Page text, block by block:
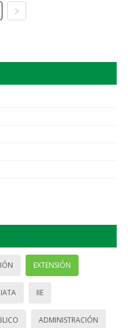
EXTENSIÓN
IIATA IIE
ADMINISTRACIÓN